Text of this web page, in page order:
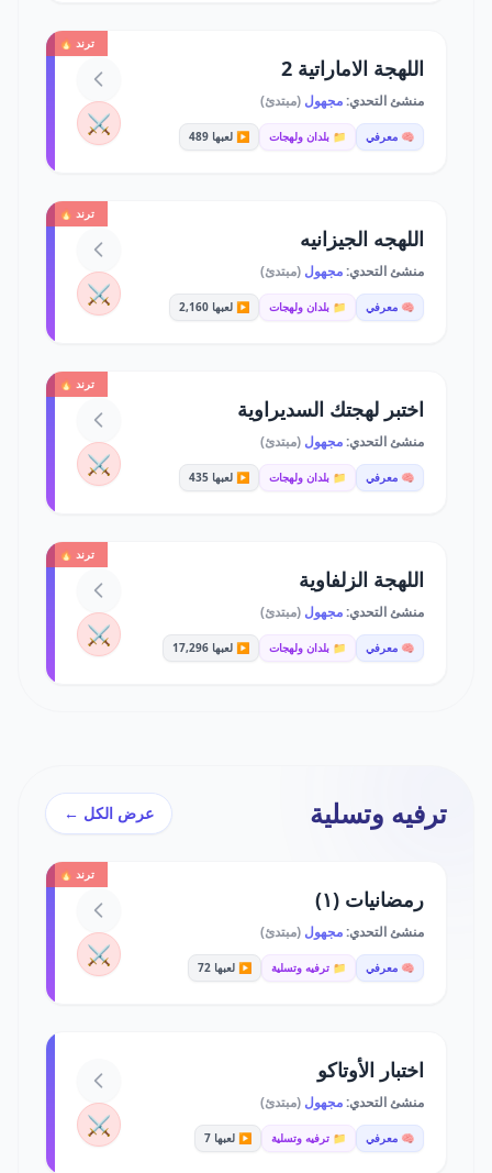
ترند 🔥
اللهجة الاماراتية 2
منشئ التحدي:مجهول (مبتدئ)
🧠 معرفي 📁 بلدان ولهجات ▶️ لعبها 489 ⚔️
ترند 🔥
اللهجه الجيزانيه
منشئ التحدي:مجهول (مبتدئ)
🧠 معرفي 📁 بلدان ولهجات ▶️ لعبها 2,160 ⚔️
ترند 🔥
اختبر لهجتك السديراوية
منشئ التحدي:مجهول (مبتدئ)
🧠 معرفي 📁 بلدان ولهجات ▶️ لعبها 435 ⚔️
ترند 🔥
اللهجة الزلفاوية
منشئ التحدي:مجهول (مبتدئ)
🧠 معرفي 📁 بلدان ولهجات ▶️ لعبها 17,296 ⚔️
ترفيه وتسلية عرض الكل ←
ترند 🔥
رمضانيات (١)
منشئ التحدي:مجهول (مبتدئ)
🧠 معرفي 📁 ترفيه وتسلية ▶️ لعبها 72 ⚔️
اختبار الأوتاكو
منشئ التحدي:مجهول (مبتدئ)
🧠 معرفي 📁 ترفيه وتسلية ▶️ لعبها 7 ⚔️